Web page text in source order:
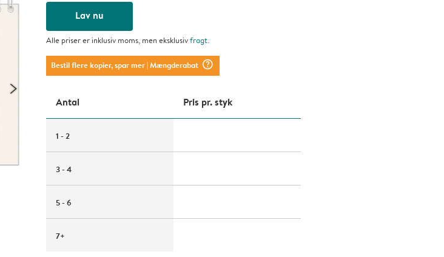
Lav nu
Alle priser er inklusiv moms, men eksklusivfragt.
Bestil flere kopier, spar mer| Mængderabat question_mark_circle
Antal Pris pr. styk
1 - 2
3 - 4
5 - 6
7+